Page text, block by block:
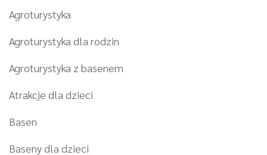
Agroturystyka
Agroturystyka dla rodzin
Agroturystyka z basenem
Atrakcje dla dzieci
Basen
Baseny dla dzieci